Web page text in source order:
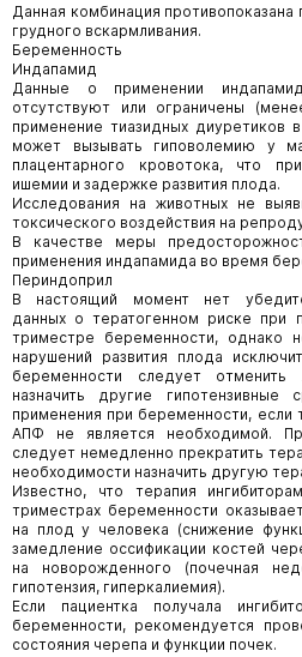
Данная комбинация
грудного вскармливания.
Беременность
Индапамид
Данные о применении
отсутствуют или ограничены
применение тиазидных диуретиков
может вызывать гиповолемию у
плацентарного кровотока, что
ишемии и задержке развития плода.
Исследования на животных не
токсического воздействия на
В качестве меры
применения индапамида во время
Периндоприл
В настоящий момент нет
данных о тератогенном риске при
триместре беременности, однако
нарушений развития плода
беременности следует отменить
назначить другие гипотензивные
применения при беременности, если
АПФ не является необходимой.
следует немедленно прекратить
необходимости назначить другую
Известно, что терапия
триместрах беременности
на плод у человека (снижение
замедление оссификации костей
на новорожденного (почечная
гипотензия, гиперкалиемия).
Если пациентка получала
беременности, рекомендуется
состояния черепа и функции почек.